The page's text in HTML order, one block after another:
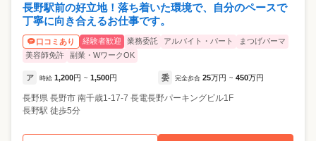
長野駅前の好立地！落ち着いた環境で、自分のペースで
丁寧に向き合えるお仕事です。
口コミあり 経験者歓迎 業務委託 アルバイト・パート
まつげパーマ
美容師免許
副業・WワークOK
ア 時給 1,200円 ~ 1,500円 委 完全歩合 25万円 ~ 450万円
長野県 長野市 南千歳1-17-7 長電長野パーキングビル1F
長野駅 徒歩5分